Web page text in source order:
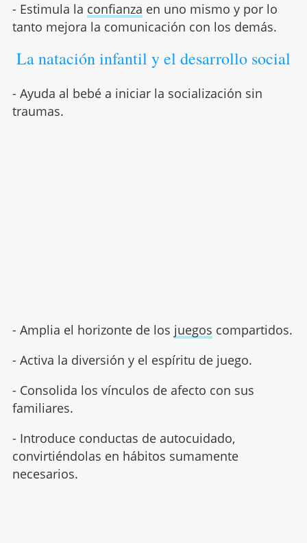
- Estimula la confianza en uno mismo y por lo
tanto mejora la comunicación con los demás.
La natación infantil y el desarrollo social
- Ayuda al bebé a iniciar la socialización sin
traumas.
- Amplia el horizonte de los juegos compartidos.
- Activa la diversión y el espíritu de juego.
- Consolida los vínculos de afecto con sus
familiares.
- Introduce conductas de autocuidado,
convirtiéndolas en hábitos sumamente
necesarios.